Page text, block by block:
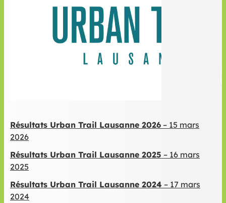
Résultats Urban Trail Lausanne 2026 – 15 mars
2026
Résultats Urban Trail Lausanne 2025 – 16 mars
2025
Résultats Urban Trail Lausanne 2024 – 17 mars
2024